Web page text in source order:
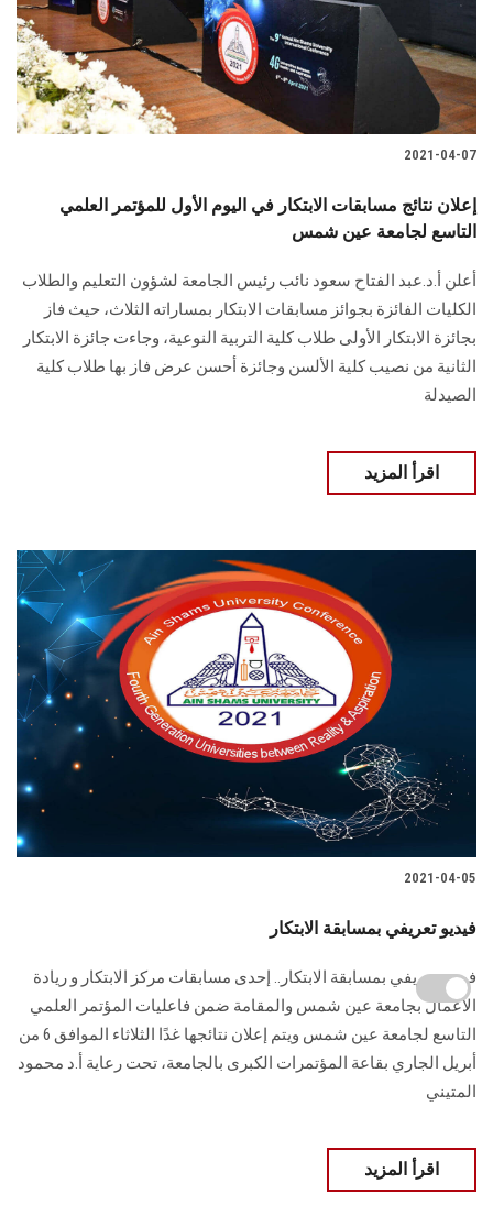
2021-04-07
إعلان نتائج مسابقات الابتكار في اليوم الأول للمؤتمر العلمي
التاسع لجامعة عين شمس
أعلن أ.د.عبد الفتاح سعود نائب رئيس الجامعة لشؤون التعليم والطلاب
الكليات الفائزة بجوائز مسابقات الابتكار بمساراته الثلاث، حيث فاز
بجائزة الابتكار الأولى طلاب كلية التربية النوعية، وجاءت جائزة الابتكار
الثانية من نصيب كلية الألسن وجائزة أحسن عرض فاز بها طلاب كلية
الصيدلة
اقرأ المزيد
2021-04-05
فيديو تعريفي بمسابقة الابتكار
فيديو تعريفي بمسابقة الابتكار.. إحدى مسابقات مركز الابتكار و ريادة
الأعمال بجامعة عين شمس والمقامة ضمن فاعليات المؤتمر العلمي
التاسع لجامعة عين شمس ويتم إعلان نتائجها غدًا الثلاثاء الموافق 6 من
أبريل الجاري بقاعة المؤتمرات الكبرى بالجامعة، تحت رعاية أ.د محمود
المتيني
اقرأ المزيد